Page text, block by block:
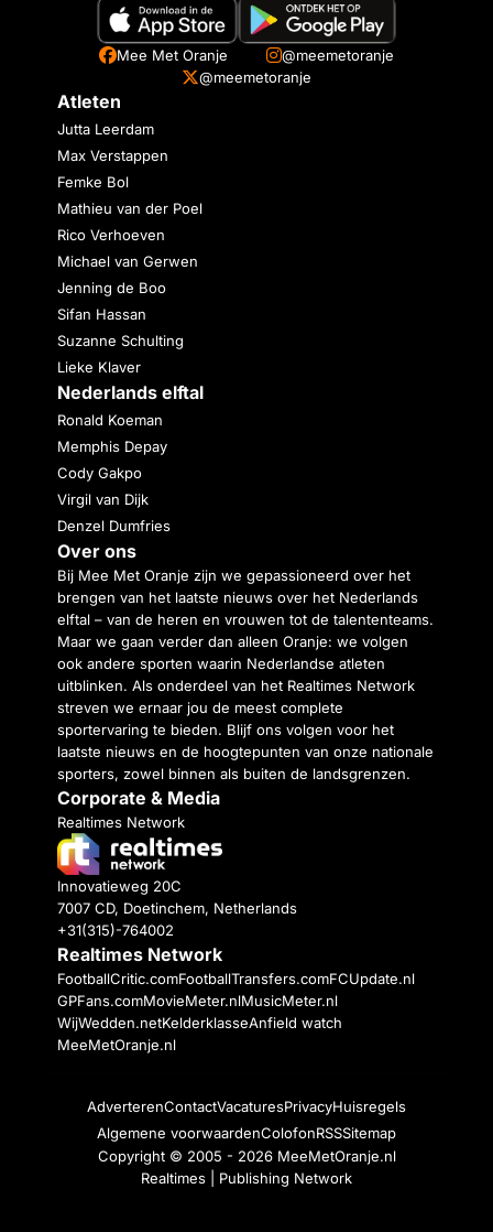
Mee Met Oranje
@meemetoranje
@meemetoranje
Atleten
Jutta Leerdam
Max Verstappen
Femke Bol
Mathieu van der Poel
Rico Verhoeven
Michael van Gerwen
Jenning de Boo
Sifan Hassan
Suzanne Schulting
Lieke Klaver
Nederlands elftal
Ronald Koeman
Memphis Depay
Cody Gakpo
Virgil van Dijk
Denzel Dumfries
Over ons
Bij Mee Met Oranje zijn we gepassioneerd over het
brengen van het laatste nieuws over het Nederlands
elftal – van de heren en vrouwen tot de talententeams.
Maar we gaan verder dan alleen Oranje: we volgen
ook andere sporten waarin Nederlandse atleten
uitblinken. Als onderdeel van het Realtimes Network
streven we ernaar jou de meest complete
sportervaring te bieden. Blijf ons volgen voor het
laatste nieuws en de hoogtepunten van onze nationale
sporters, zowel binnen als buiten de landsgrenzen.
Corporate & Media
Realtimes Network
Innovatieweg 20C
7007 CD, Doetinchem, Netherlands
+31(315)-764002
Realtimes Network
FootballCritic.comFootballTransfers.comFCUpdate.nl
GPFans.comMovieMeter.nlMusicMeter.nl
WijWedden.netKelderklasseAnfield watch
MeeMetOranje.nl
AdverterenContactVacaturesPrivacyHuisregels
Algemene voorwaardenColofonRSSSitemap
Copyright © 2005 - 2026 MeeMetOranje.nl
Realtimes | Publishing Network